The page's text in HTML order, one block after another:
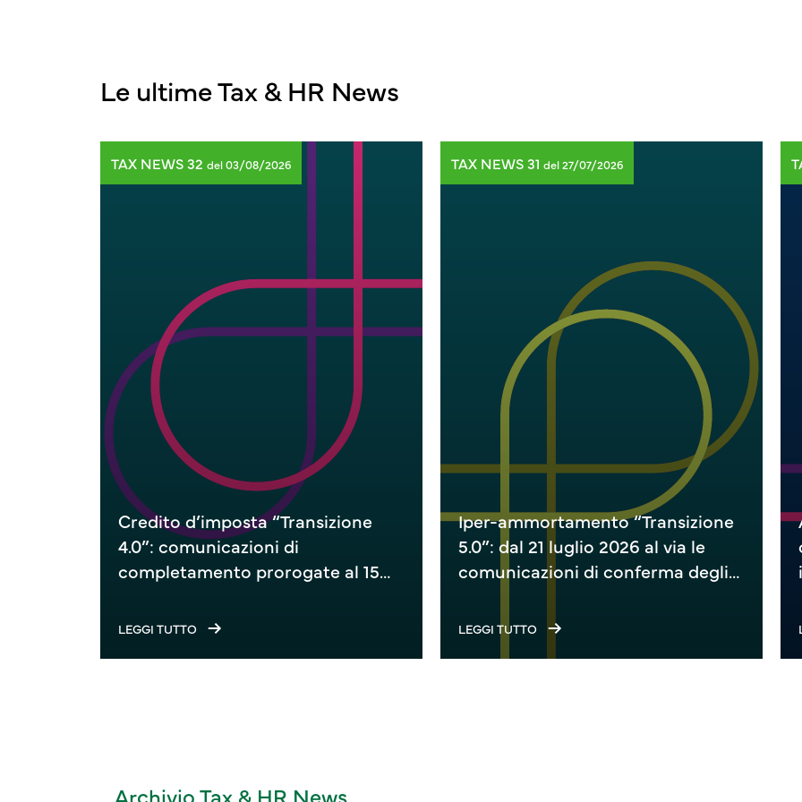
Le ultime Tax & HR News
TAX NEWS 32 del 03/08/2026
Credito d’imposta “Transizione
4.0”: comunicazioni di
completamento prorogate al 15
LEGGI TUTTO
TAX NEWS 31 del 27/07/2026
Iper-ammortamento “Transizione
5.0”: dal 21 luglio 2026 al via le
comunicazioni di conferma degli
LEGGI TUTTO
Archivio Tax & HR News